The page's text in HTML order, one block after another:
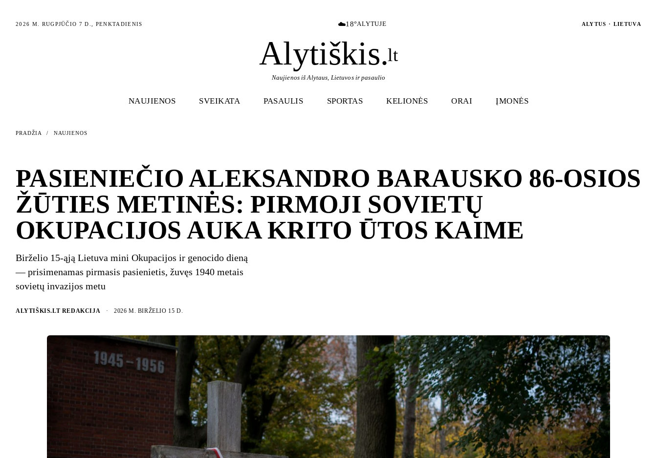
2026 M. RUGPJŪČIO 7 D., PENKTADIENIS ☁️18°ALYTUJE ALYTUS · LIETUVA
Alytiškis.lt
Naujienos iš Alytaus, Lietuvos ir pasaulio
NAUJIENOS SVEIKATA PASAULIS SPORTAS KELIONĖS ORAI ĮMONĖS
PRADŽIA / NAUJIENOS
PASIENIEČIO ALEKSANDRO BARAUSKO 86-OSIOS
ŽŪTIES METINĖS: PIRMOJI SOVIETŲ
OKUPACIJOS AUKA KRITO ŪTOS KAIME
Birželio 15-ąją Lietuva mini Okupacijos ir genocido dieną
— prisimenamas pirmasis pasienietis, žuvęs 1940 metais
sovietų invazijos metu
ALYTIŠKIS.LT REDAKCIJA · 2026 M. BIRŽELIO 15 D.